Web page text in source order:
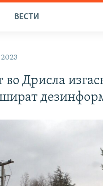
ВЕСТИ
Дрисла
шират